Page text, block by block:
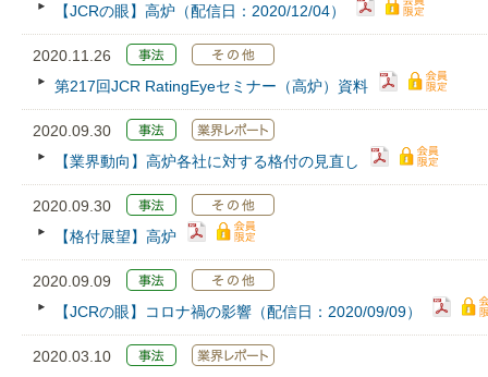
【JCRの眼】高炉（配信日：2020/12/04）
2020.11.26
第217回JCR RatingEyeセミナー（高炉）資料
2020.09.30
【業界動向】高炉各社に対する格付の見直し
2020.09.30
【格付展望】高炉
2020.09.09
【JCRの眼】コロナ禍の影響（配信日：2020/09/09）
2020.03.10